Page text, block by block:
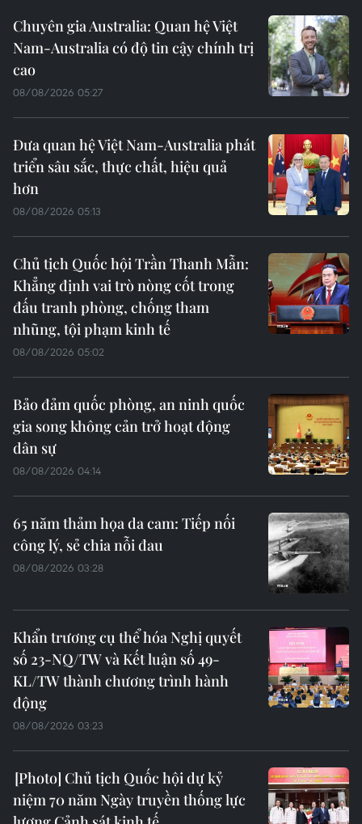
Chuyên gia Australia: Quan hệ Việt
Nam-Australia có độ tin cậy chính trị
cao
08/08/2026 05:27
Đưa quan hệ Việt Nam-Australia phát
triển sâu sắc, thực chất, hiệu quả
hơn
08/08/2026 05:13
Chủ tịch Quốc hội Trần Thanh Mẫn:
Khẳng định vai trò nòng cốt trong
đấu tranh phòng, chống tham
nhũng, tội phạm kinh tế
08/08/2026 05:02
Bảo đảm quốc phòng, an ninh quốc
gia song không cản trở hoạt động
dân sự
08/08/2026 04:14
65 năm thảm họa da cam: Tiếp nối
công lý, sẻ chia nỗi đau
08/08/2026 03:28
Khẩn trương cụ thể hóa Nghị quyết
số 23-NQ/TW và Kết luận số 49-
KL/TW thành chương trình hành
động
08/08/2026 03:23
Chủ tịch Quốc hội dự kỷ
niệm 70 năm Ngày truyền thống lực